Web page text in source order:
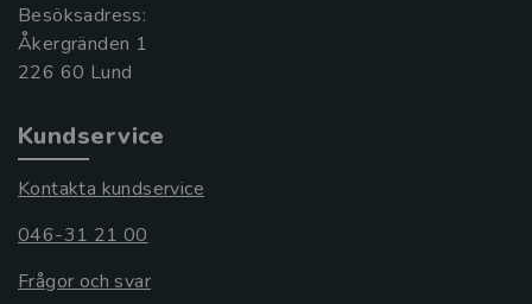
Besöksadress:
Åkergränden 1
Kundservice
Kontakta kundservice
046-31 21 00
Frågor och svar